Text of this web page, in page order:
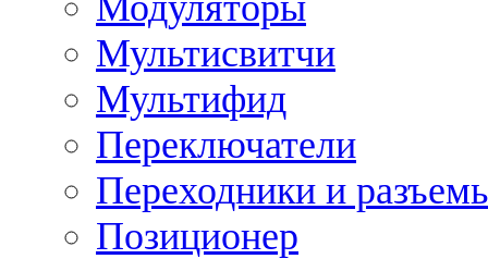
Мультисвитчи
Мультифид
Переключатели
Переходники и
Позиционер